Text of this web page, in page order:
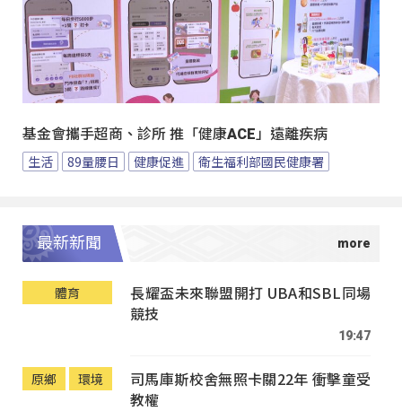
基金會攜手超商、診所 推「健康ACE」遠離疾病
生活 89量腰日 健康促進 衛生福利部國民健康署
最新新聞
體育
長耀盃未來聯盟開打 UBA和SBL同場
競技
19:47
原鄉 環境
司馬庫斯校舍無照卡關22年 衝擊童受
教權